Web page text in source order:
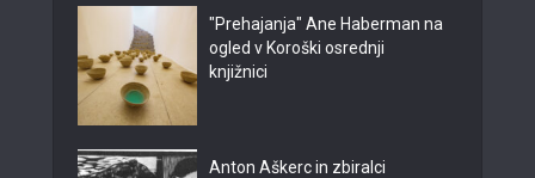
"Prehajanja" Ane Haberman na
ogled v Koroški osrednji
knjižnici
Anton Aškerc in zbiralci